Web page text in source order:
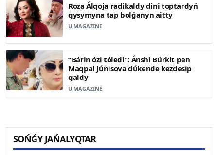
Roza Álqoja radikaldy dini toptardyń
qysymyna tap bolǵanyn aitty
U MAGAZINE
“Bárin ózi tóledi”: Ánshi Búrkit pen
Maqpal Júnisova dúkende kezdesip
qaldy
U MAGAZINE
SOŃǴY JAŃALYQTAR